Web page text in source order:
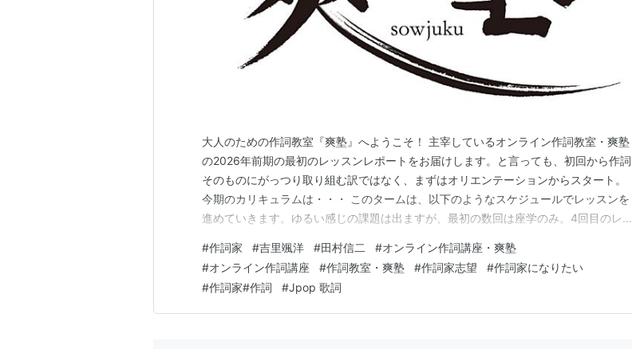
大人のための作詞教室『爽塾』へようこそ！ 主宰しているオンライン作詞教室・爽塾
の2026年前期の最初のレッスンレポートをお届けします。と言っても、初回から作詞
そのものにがっつり取り組む訳ではなく、まずはオリエンテーションからスタート。
今期のカリキュラムは・・・ このタームは、以下のようなスケジュールでレッスンを
進めていきます。ゆるい感じの課題は出ますが、最初の数回は座学のみ。4回目のレッ
会議」を初体験してもらいます。爽塾で過去に学んだ生徒さんの誰もが体験したこのレ
ッスンで、まったくの作詞未経験の方であっても「あ、自…
#作詞家 #吉里颯洋 #田村信二 #オンライン作詞講座・爽塾
#オンライン作詞講座 #作詞教室・爽塾 #作詞家志望 #作詞家になりたい
#作詞家#作詞 #Jpop 歌詞